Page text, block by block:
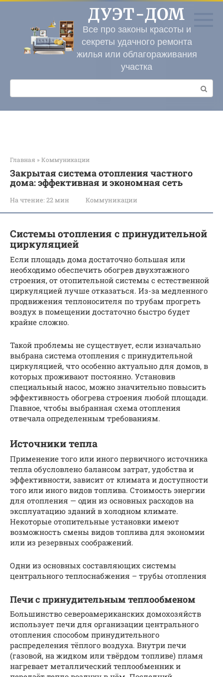
Перейти
контенту
ДУЭТ-ДОМ
Все про законы красоты и
секреты удачного ремонта
жилья или облагораживания
участка
Поиск:
Главная » Коммуникации
Закрытая система отопления частного
дома: эффективная и экономная сеть
На чтение: 22 мин Коммуникации
Системы отопления с принудительной
циркуляцией
Если площадь дома достаточно большая или
необходимо обеспечить обогрев двухэтажного
строения, от отопительной системы с естественной
циркуляцией лучше отказаться. Из-за медленного
продвижения теплоносителя по трубам прогреть
воздух в помещении достаточно быстро будет
крайне сложно.
Такой проблемы не существует, если изначально
выбрана система отопления с принудительной
циркуляцией, что особенно актуально для домов, в
которых проживают постоянно. Установив
специальный насос, можно значительно повысить
эффективность обогрева строения любой площади.
Главное, чтобы выбранная схема отопления
отвечала определенным требованиям.
Источники тепла
Применение того или иного первичного источника
тепла обусловлено балансом затрат, удобства и
эффективности, зависит от климата и доступности
того или иного видов топлива. Стоимость энергии
для отопления — один из основных расходов на
эксплуатацию зданий в холодном климате.
Некоторые отопительные установки имеют
возможность смены видов топлива для экономии
или из резервных соображений.
Одни из основных составляющих системы
центрального теплоснабжения – трубы отопления
Печи с принудительным теплообменом
Большинство североамериканских домохозяйств
использует печи для организации центрального
отопления способом принудительного
распределения тёплого воздуха. Внутри печи
(газовой, на жидком или твёрдом топливе) пламя
нагревает металлический теплообменник и